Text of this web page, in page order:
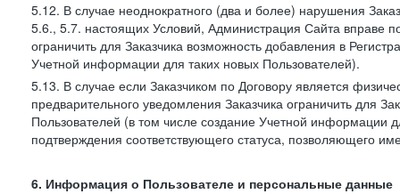
5.12. В случае неоднократного (два и более) нарушения
5.6., 5.7. настоящих Условий, Администрация Сайта вправе
ограничить для Заказчика возможность добавления в
Учетной информации для таких новых Пользователей).
5.13. В случае если Заказчиком по Договору является
предварительного уведомления Заказчика ограничить для
Пользователей (в том числе создание Учетной информации
подтверждения соответствующего статуса, позволяющего
6. Информация о Пользователе и персональные данные